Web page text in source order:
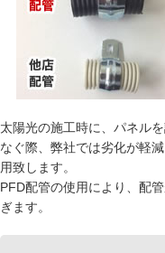
太陽光の施工時に、パネル
なぐ際、弊社では劣化が軽
用致します。
PFD配管の使用により、配
ぎます。